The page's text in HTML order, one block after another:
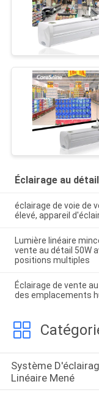
Éclairage au détail
éclairage de voie de
élevé, appareil
Lumière linéaire
vente au détail 50W
positions multiples
Éclairage de vente
des emplacements
Système
Linéaire Mené